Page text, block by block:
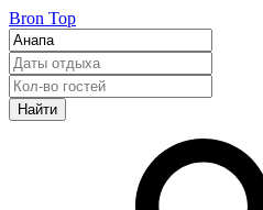
Bron Top
Найти